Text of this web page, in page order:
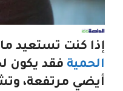
إذا كنت تستعيد
الحمية فقد يكون
أيضي مرتفعة،